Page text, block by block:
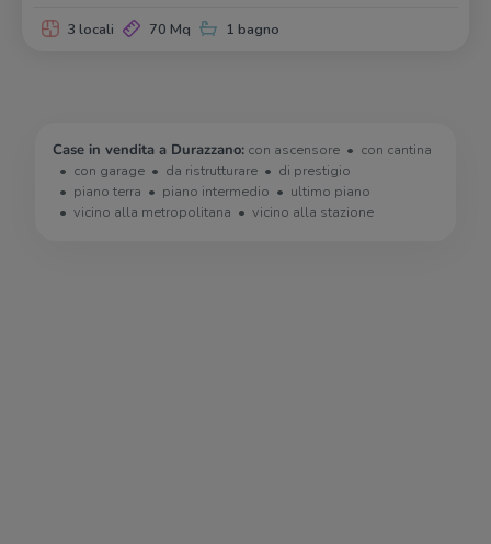
3 locali 70 Mq 1 bagno
Case in vendita a Durazzano: con ascensore
con cantina
con garage
da ristrutturare
di prestigio
piano terra
piano intermedio
ultimo piano
vicino alla metropolitana
vicino alla stazione